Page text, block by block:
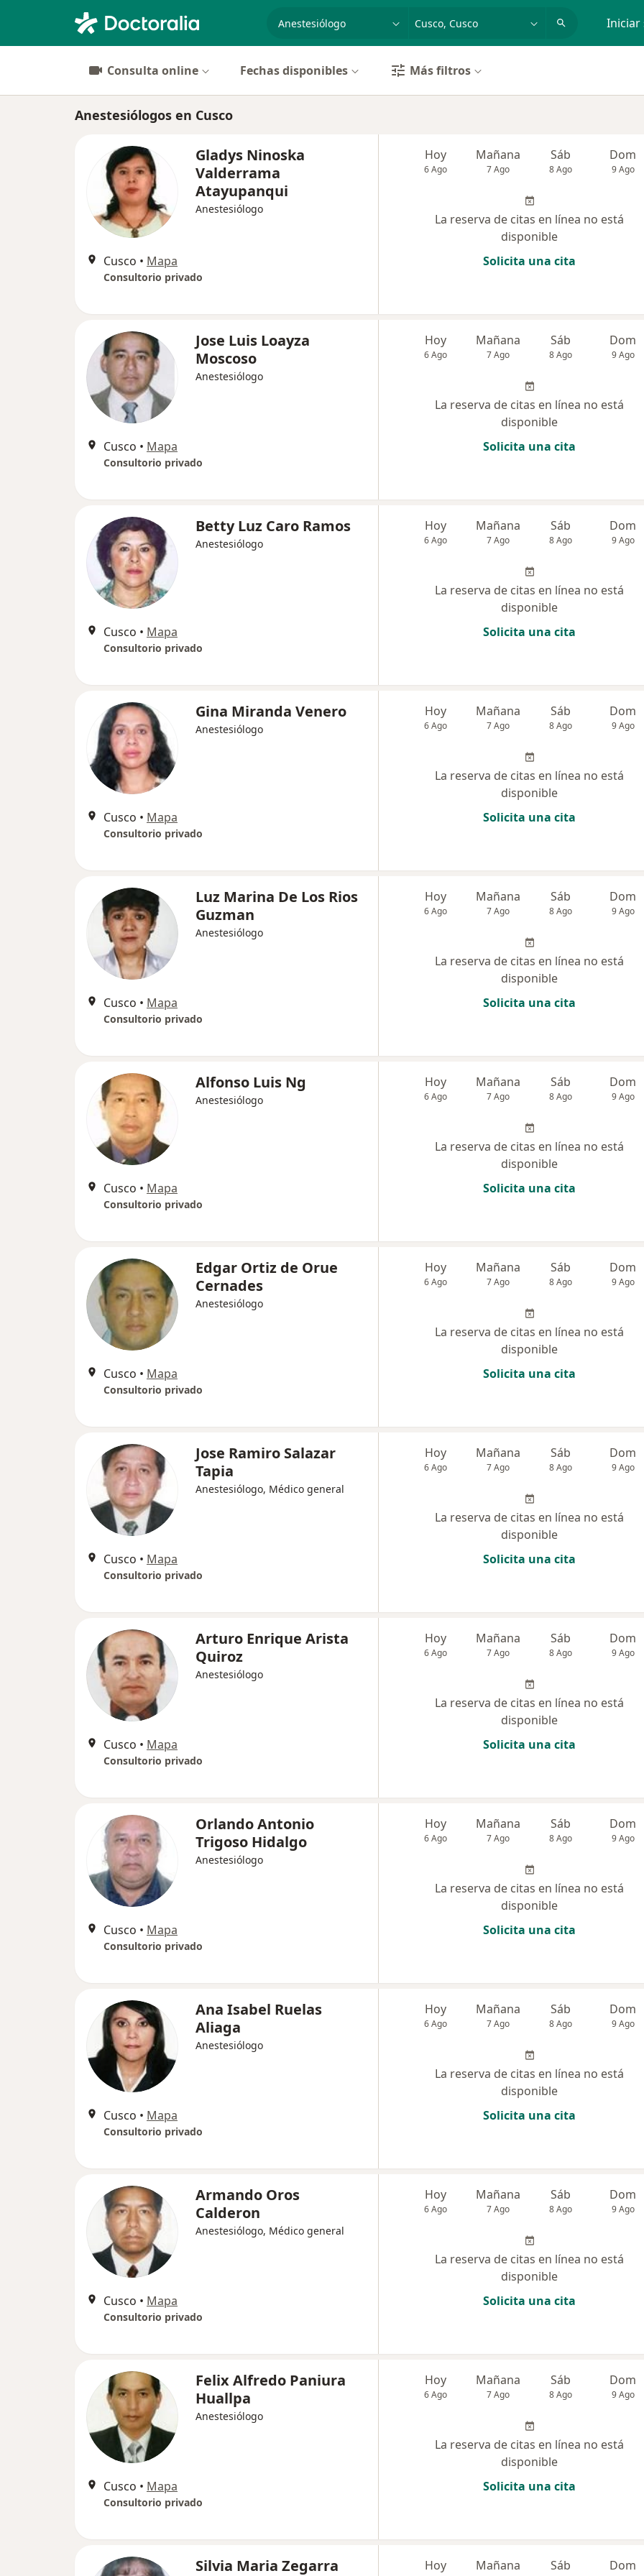
especialidad, enfermedad o nombre Iniciar
Consulta online Fechas disponibles Más filtros
Anestesiólogos en Cusco
Gladys Ninoska
Valderrama
Atayupanqui
Anestesiólogo
Cusco • Mapa
Consultorio privado
Hoy
6 Ago
Mañana
7 Ago
Sáb
8 Ago
Dom
9 Ago
La reserva de citas en línea no está
disponible
Solicita una cita
Jose Luis Loayza
Moscoso
Anestesiólogo
Cusco • Mapa
Consultorio privado
Hoy
6 Ago
Mañana
7 Ago
Sáb
8 Ago
Dom
9 Ago
La reserva de citas en línea no está
disponible
Solicita una cita
Betty Luz Caro Ramos
Anestesiólogo
Cusco • Mapa
Consultorio privado
Hoy
6 Ago
Mañana
7 Ago
Sáb
8 Ago
Dom
9 Ago
La reserva de citas en línea no está
disponible
Solicita una cita
Gina Miranda Venero
Anestesiólogo
Cusco • Mapa
Consultorio privado
Hoy
6 Ago
Mañana
7 Ago
Sáb
8 Ago
Dom
9 Ago
La reserva de citas en línea no está
disponible
Solicita una cita
Luz Marina De Los Rios
Guzman
Anestesiólogo
Cusco • Mapa
Consultorio privado
Hoy
6 Ago
Mañana
7 Ago
Sáb
8 Ago
Dom
9 Ago
La reserva de citas en línea no está
disponible
Solicita una cita
Alfonso Luis Ng
Anestesiólogo
Cusco • Mapa
Consultorio privado
Hoy
6 Ago
Mañana
7 Ago
Sáb
8 Ago
Dom
9 Ago
La reserva de citas en línea no está
disponible
Solicita una cita
Edgar Ortiz de Orue
Cernades
Anestesiólogo
Cusco • Mapa
Consultorio privado
Hoy
6 Ago
Mañana
7 Ago
Sáb
8 Ago
Dom
9 Ago
La reserva de citas en línea no está
disponible
Solicita una cita
Jose Ramiro Salazar
Tapia
Anestesiólogo, Médico general
Cusco • Mapa
Consultorio privado
Hoy
6 Ago
Mañana
7 Ago
Sáb
8 Ago
Dom
9 Ago
La reserva de citas en línea no está
disponible
Solicita una cita
Arturo Enrique Arista
Quiroz
Anestesiólogo
Cusco • Mapa
Consultorio privado
Hoy
6 Ago
Mañana
7 Ago
Sáb
8 Ago
Dom
9 Ago
La reserva de citas en línea no está
disponible
Solicita una cita
Orlando Antonio
Trigoso Hidalgo
Anestesiólogo
Cusco • Mapa
Consultorio privado
Hoy
6 Ago
Mañana
7 Ago
Sáb
8 Ago
Dom
9 Ago
La reserva de citas en línea no está
disponible
Solicita una cita
Ana Isabel Ruelas
Aliaga
Anestesiólogo
Cusco • Mapa
Consultorio privado
Hoy
6 Ago
Mañana
7 Ago
Sáb
8 Ago
Dom
9 Ago
La reserva de citas en línea no está
disponible
Solicita una cita
Armando Oros
Calderon
Anestesiólogo, Médico general
Cusco • Mapa
Consultorio privado
Hoy
6 Ago
Mañana
7 Ago
Sáb
8 Ago
Dom
9 Ago
La reserva de citas en línea no está
disponible
Solicita una cita
Felix Alfredo Paniura
Huallpa
Anestesiólogo
Cusco • Mapa
Consultorio privado
Hoy
6 Ago
Mañana
7 Ago
Sáb
8 Ago
Dom
9 Ago
La reserva de citas en línea no está
disponible
Solicita una cita
Silvia Maria Zegarra
Hoy Mañana Sáb Dom